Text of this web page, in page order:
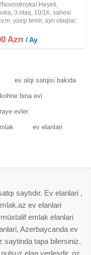
Heyeti,
3 otaq, 10/16, sahesi
yaxşı temir, ayrı otaqlar,
2 yataq desti, 3 split
2 bslkon, kombi,
Azn/ Ay
ev alqi satqisi bakida
kohne bina evi
evler
ev elanlari
saytıdır. Ev elanlari ,
ev elanlari
emlak elanlari
Azerbaycanda ev
saytinda tapa bilersiniz.
elan yerlesdir, oz